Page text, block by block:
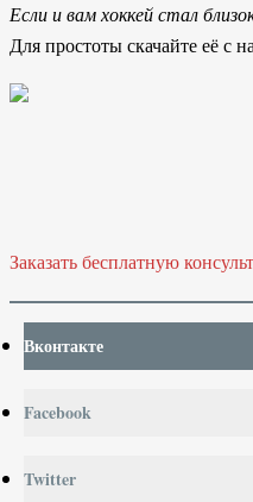
Если и вам хоккей стал
Для простоты скачайте её с
Заказать бесплатную
Вконтакте
Facebook
Twitter